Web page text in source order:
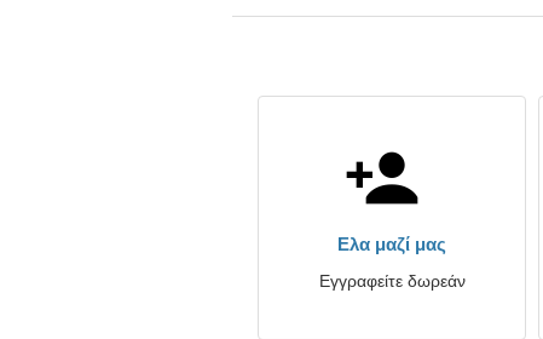
Ελα μαζί μας
Εγγραφείτε δωρεάν